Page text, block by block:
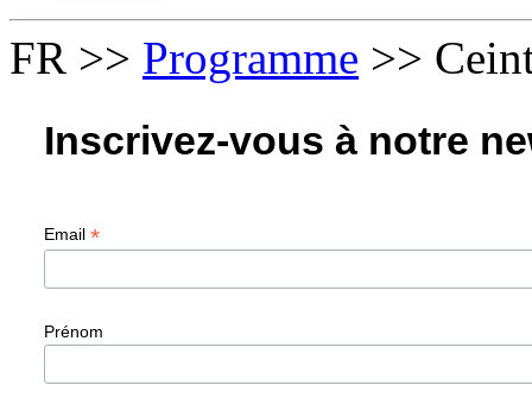
FR >> Programme >>
Inscrivez-vous à notre
Email *
Prénom